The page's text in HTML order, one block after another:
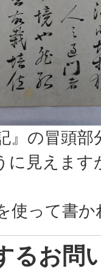
』の冒頭
に見えます
使って書
るお問